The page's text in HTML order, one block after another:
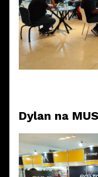
Dylan na